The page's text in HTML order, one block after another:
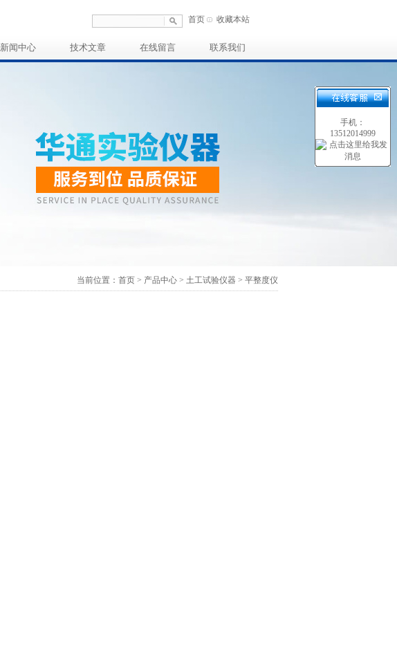
首页 收藏本站
新闻中心 技术文章 在线留言 联系我们
当前位置： 首页 > 产品中心 > 土工试验仪器 > 平整度仪
手机：
13512014999